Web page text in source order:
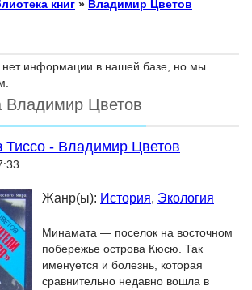
книг » Владимир Цветов
нет информации в нашей базе, но мы
Владимир Цветов
Тиссо - Владимир Цветов
Жанр(ы): История, Экология
Минамата — поселок на восточном
побережье острова Кюсю. Так
именуется и болезнь, которая
сравнительно недавно вошла в